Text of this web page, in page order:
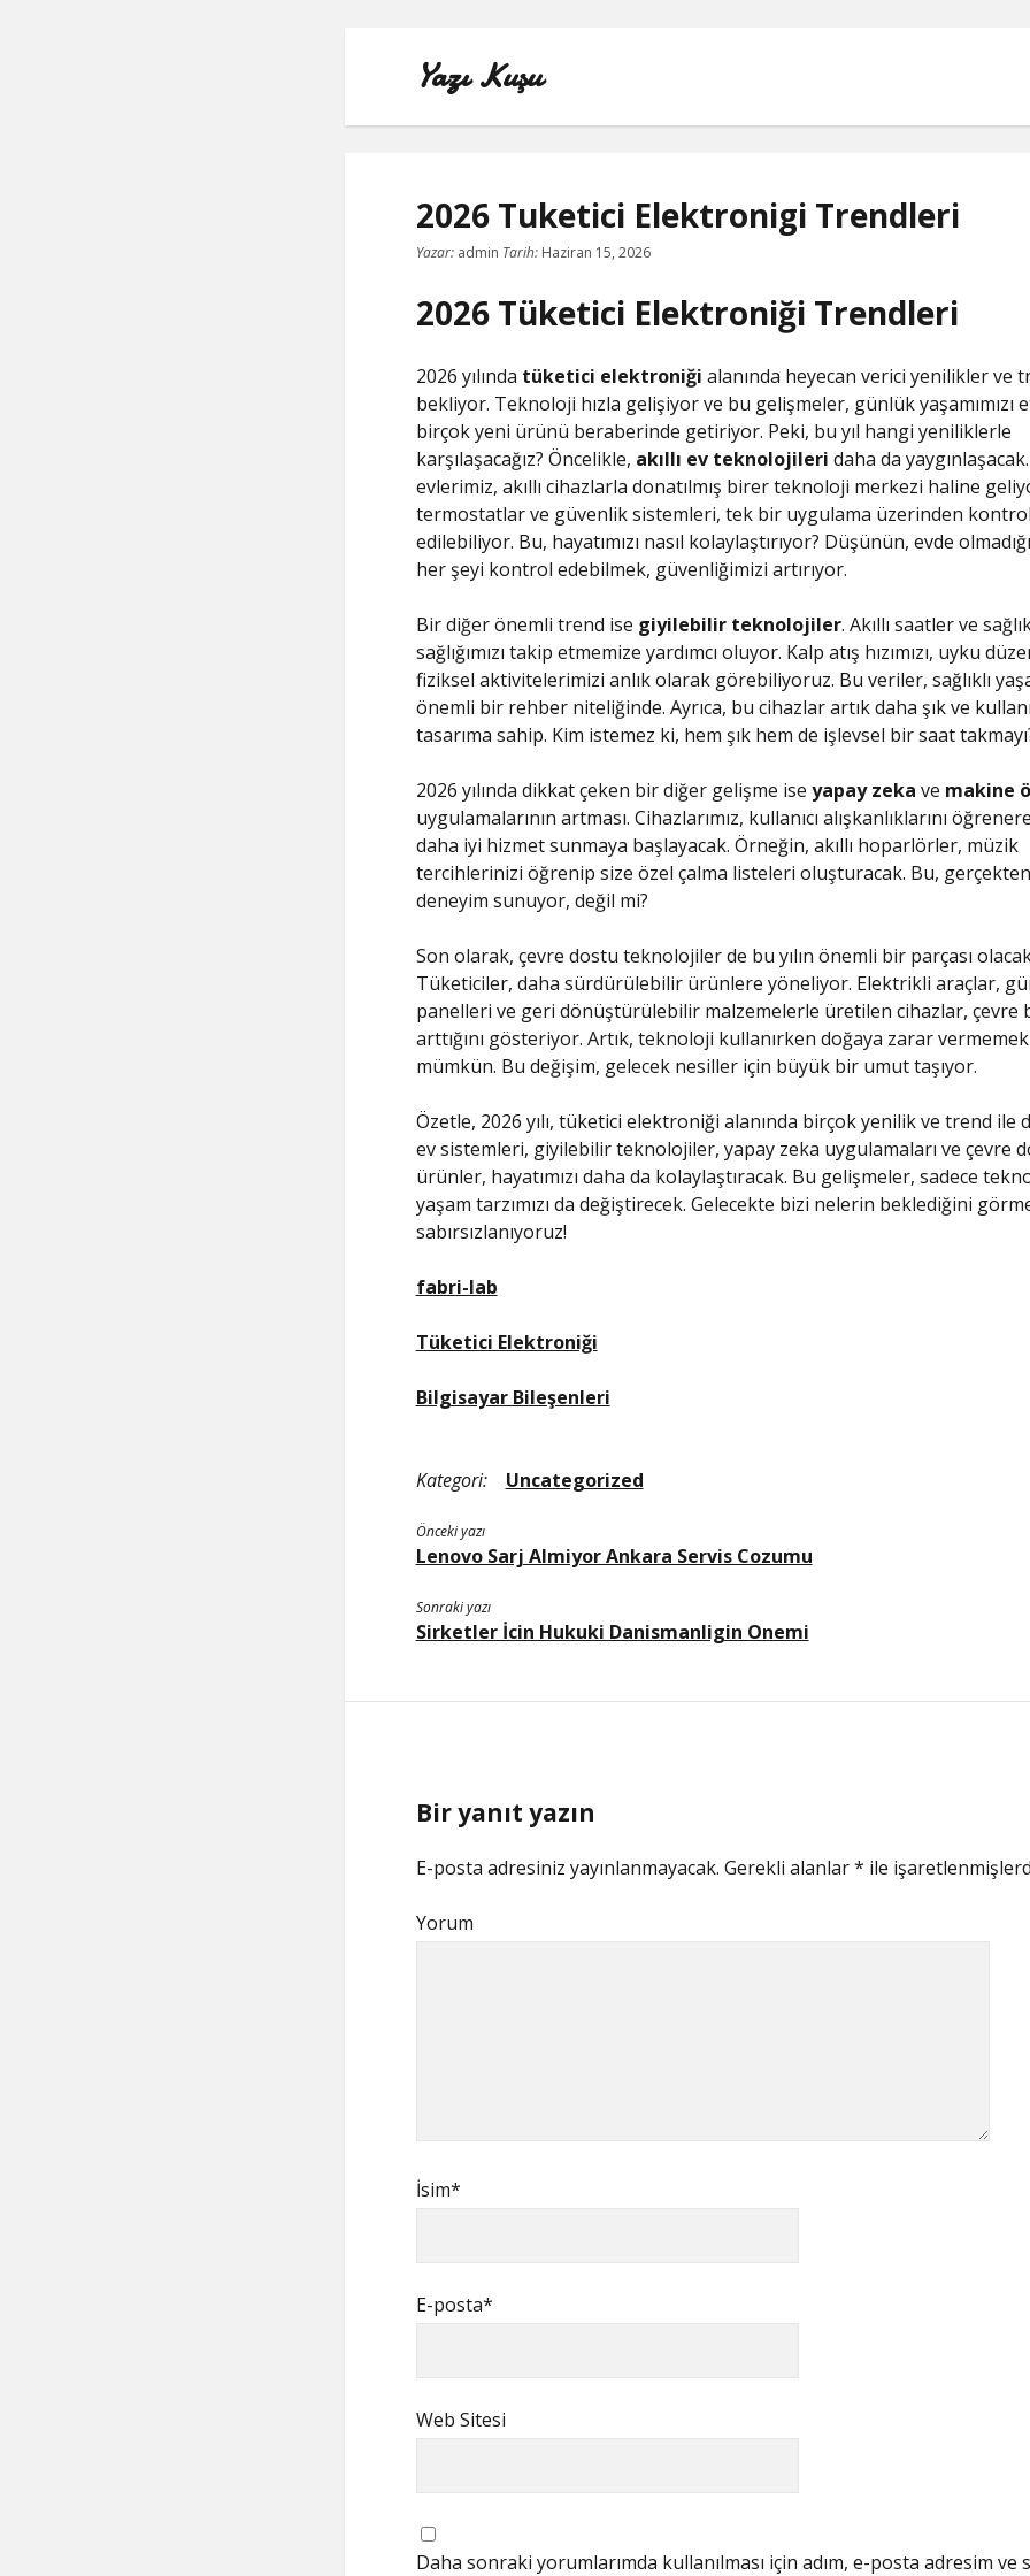
Yazı Kuşu
IGTV IZLENME YÜKSELTME PARASIZ
INSTAGRAM BEĞENI KASMA
LISTE
SAYFA LISTESI
2026 Tuketici Elektronigi Trendleri
Yazar:admin Tarih: Haziran 15, 2026
2026 Tüketici Elektroniği Trendleri
2026 yılında tüketici elektroniği alanında heyecan verici yenilikler ve
bekliyor. Teknoloji hızla gelişiyor ve bu gelişmeler, günlük yaşamımızı
birçok yeni ürünü beraberinde getiriyor. Peki, bu yıl hangi yeniliklerle
karşılaşacağız? Öncelikle, akıllı ev teknolojileri daha da
evlerimiz, akıllı cihazlarla donatılmış birer teknoloji merkezi haline
termostatlar ve güvenlik sistemleri, tek bir uygulama üzerinden
edilebiliyor. Bu, hayatımızı nasıl kolaylaştırıyor? Düşünün, evde
her şeyi kontrol edebilmek, güvenliğimizi artırıyor.
Bir diğer önemli trend ise giyilebilir teknolojiler. Akıllı saatler ve
sağlığımızı takip etmemize yardımcı oluyor. Kalp atış hızımızı, uyku
fiziksel aktivitelerimizi anlık olarak görebiliyoruz. Bu veriler, sağlıklı
önemli bir rehber niteliğinde. Ayrıca, bu cihazlar artık daha şık ve
tasarıma sahip. Kim istemez ki, hem şık hem de işlevsel bir saat
2026 yılında dikkat çeken bir diğer gelişme ise yapay zeka ve makine
uygulamalarının artması. Cihazlarımız, kullanıcı alışkanlıklarını
daha iyi hizmet sunmaya başlayacak. Örneğin, akıllı hoparlörler, müzik
tercihlerinizi öğrenip size özel çalma listeleri oluşturacak. Bu,
deneyim sunuyor, değil mi?
Son olarak, çevre dostu teknolojiler de bu yılın önemli bir parçası
Tüketiciler, daha sürdürülebilir ürünlere yöneliyor. Elektrikli araçlar,
panelleri ve geri dönüştürülebilir malzemelerle üretilen cihazlar, çevre
arttığını gösteriyor. Artık, teknoloji kullanırken doğaya zarar
mümkün. Bu değişim, gelecek nesiller için büyük bir umut taşıyor.
Özetle, 2026 yılı, tüketici elektroniği alanında birçok yenilik ve trend ile
ev sistemleri, giyilebilir teknolojiler, yapay zeka uygulamaları ve çevre
ürünler, hayatımızı daha da kolaylaştıracak. Bu gelişmeler, sadece
yaşam tarzımızı da değiştirecek. Gelecekte bizi nelerin beklediğini
sabırsızlanıyoruz!
fabri-lab
Tüketici Elektroniği
Bilgisayar Bileşenleri
Kategori: Uncategorized
Önceki yazı
Lenovo Sarj Almiyor Ankara Servis Cozumu
Sonraki yazı
Sirketler İcin Hukuki Danismanligin Onemi
Bir yanıt yazın
E-posta adresiniz yayınlanmayacak. Gerekli alanlar* ile
Yorum
İsim*
E-posta*
Web Sitesi
Daha sonraki yorumlarımda kullanılması için adım, e-posta adresim ve